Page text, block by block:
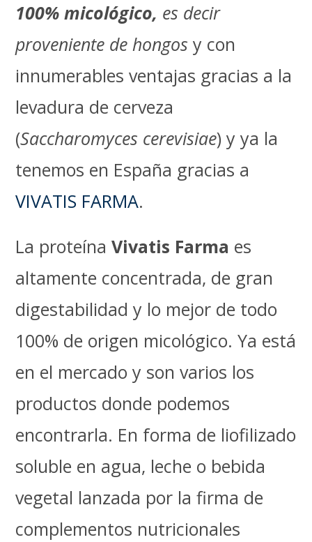
100% micológico, es decir
proveniente de hongos y con
innumerables ventajas gracias a la
levadura de cerveza
(Saccharomyces cerevisiae) y ya la
tenemos en España gracias a
VIVATIS FARMA.
La proteínaVivatis Farma es
altamente concentrada, de gran
digestabilidad y lo mejor de todo
100% de origen micológico. Ya está
en el mercado y son varios los
productos donde podemos
encontrarla. En forma de liofilizado
soluble en agua, leche o bebida
vegetal lanzada por la firma de
complementos nutricionales